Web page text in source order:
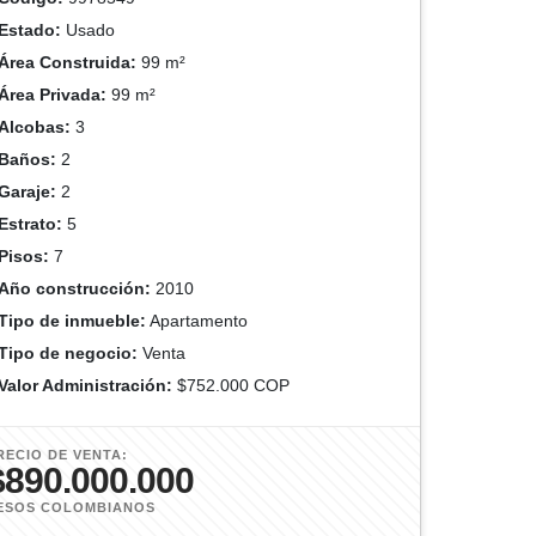
Usado
Construida: 99 m²
Privada: 99 m²
3
2
2
5
7
construcción: 2010
de inmueble: Apartamento
de negocio: Venta
Administración: $752.000 COP
DE VENTA:
COLOMBIANOS